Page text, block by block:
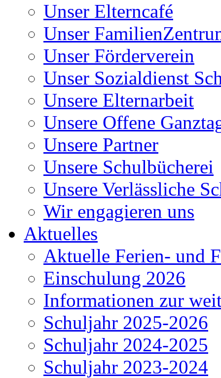
Unser Elterncafé
Unser
Unser Förderverein
Unser Sozialdienst
Unsere Elternarbeit
Unsere Offene
Unsere Partner
Unsere Schulbücherei
Unsere Verlässliche
Wir engagieren uns
Aktuelles
Aktuelle Ferien- und
Einschulung 2026
Informationen zur
Schuljahr 2025-2026
Schuljahr 2024-2025
Schuljahr 2023-2024